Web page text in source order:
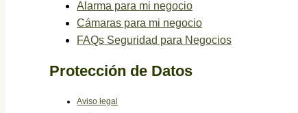
Alarma para mi negocio
Cámaras para mi negocio
FAQs Seguridad para Negocios
Protección de Datos
Aviso legal